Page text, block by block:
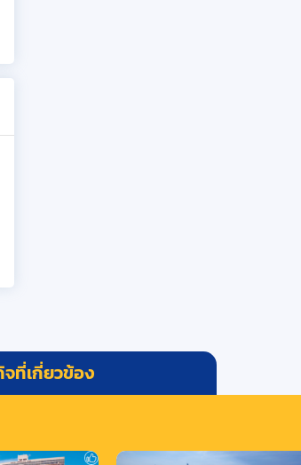
ที่เกี่ยวข้อง